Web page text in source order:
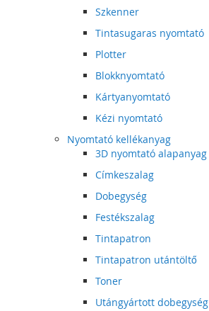
Szkenner
Tintasugaras nyomtató
Plotter
Blokknyomtató
Kártyanyomtató
Kézi nyomtató
Nyomtató kellékanyag
3D nyomtató alapanyag
Címkeszalag
Dobegység
Festékszalag
Tintapatron
Tintapatron utántöltő
Toner
Utángyártott dobegység